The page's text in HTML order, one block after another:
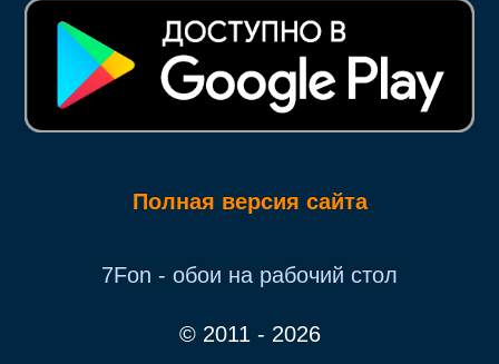
Полная версия сайта
7Fon - обои на рабочий стол
© 2011 - 2026